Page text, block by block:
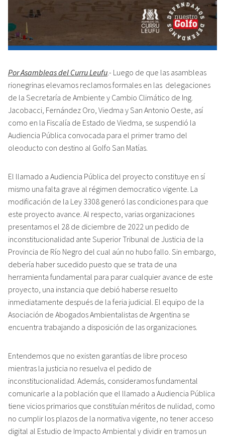
Por Asambleas del Curru Leufu.- Luego de que las asambleas
rionegrinas elevamos reclamos formales en las delegaciones
de la Secretaría de Ambiente y Cambio Climático de Ing.
Jacobacci, Fernández Oro, Viedma y San Antonio Oeste, así
como en la Fiscalía de Estado de Viedma, se suspendió la
Audiencia Pública convocada para el primer tramo del
oleoducto con destino al Golfo San Matías.
El llamado a Audiencia Pública del proyecto constituye en sí
mismo una falta grave al régimen democratico vigente. La
modificación de la Ley 3308 generó las condiciones para que
este proyecto avance. Al respecto, varias organizaciones
presentamos el 28 de diciembre de 2022 un pedido de
inconstitucionalidad ante Superior Tribunal de Justicia de la
Provincia de Río Negro del cual aún no hubo fallo. Sin embargo,
debería haber sucedido puesto que se trata de una
herramienta fundamental para parar cualquier avance de este
proyecto, una instancia que debió haberse resuelto
inmediatamente después de la feria judicial. El equipo de la
Asociación de Abogados Ambientalistas de Argentina se
encuentra trabajando a disposición de las organizaciones.
Entendemos que no existen garantías de libre proceso
mientras la justicia no resuelva el pedido de
inconstitucionalidad. Además, consideramos fundamental
comunicarle a la población que el llamado a Audiencia Pública
tiene vicios primarios que constituían méritos de nulidad, como
no cumplir los plazos de la normativa vigente, no tener acceso
digital al Estudio de Impacto Ambiental y dividir en tramos un